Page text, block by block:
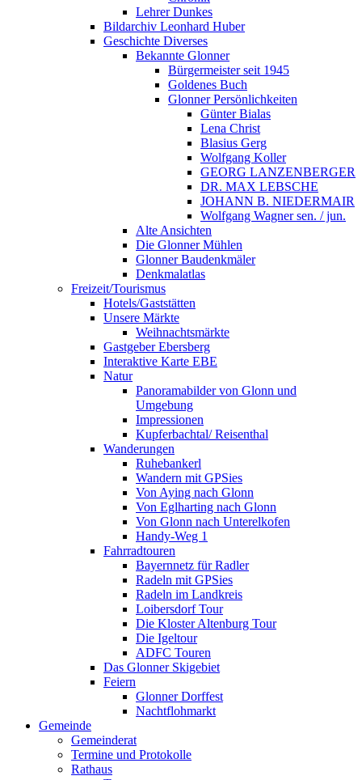
Lehrer Dunkes
Bildarchiv Leonhard Huber
Geschichte Diverses
Bekannte Glonner
Bürgermeister seit 1945
Goldenes Buch
Glonner Persönlichkeiten
Günter Bialas
Lena Christ
Blasius Gerg
Wolfgang Koller
GEORG LANZENBERGER
DR. MAX LEBSCHE
JOHANN B. NIEDERMAIR
Wolfgang Wagner sen. / jun.
Alte Ansichten
Die Glonner Mühlen
Glonner Baudenkmäler
Denkmalatlas
Freizeit/Tourismus
Hotels/Gaststätten
Unsere Märkte
Weihnachtsmärkte
Gastgeber Ebersberg
Interaktive Karte EBE
Natur
Panoramabilder von Glonn und
Umgebung
Impressionen
Kupferbachtal/ Reisenthal
Wanderungen
Ruhebankerl
Wandern mit GPSies
Von Aying nach Glonn
Von Eglharting nach Glonn
Von Glonn nach Unterelkofen
Handy-Weg 1
Fahrradtouren
Bayernnetz für Radler
Radeln mit GPSies
Radeln im Landkreis
Loibersdorf Tour
Die Kloster Altenburg Tour
Die Igeltour
ADFC Touren
Das Glonner Skigebiet
Feiern
Glonner Dorffest
Nachtflohmarkt
Gemeinde
Gemeinderat
Termine und Protokolle
Rathaus